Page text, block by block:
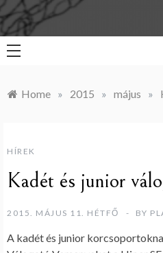
Home » 2015 » május »
HÍREK
Kadét és junior
2015. MÁJUS 11. HÉTFŐ BY
A kadét és junior